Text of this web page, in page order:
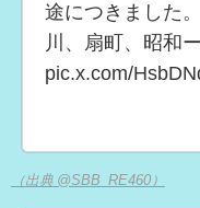
途につきました
川、扇町、昭和
pic.x.com/
（出典 @SBB_RE460）